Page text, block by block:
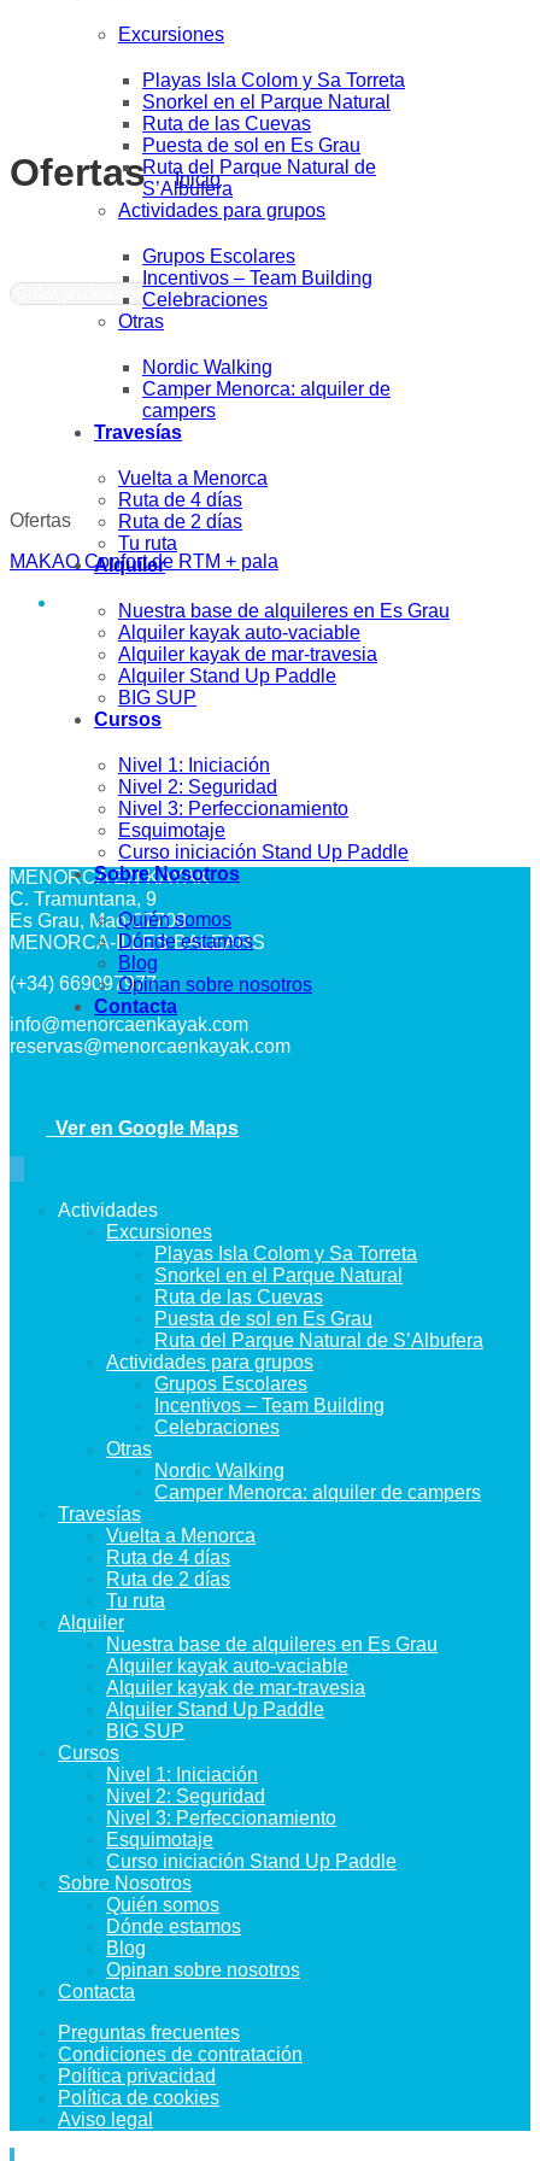
Excursiones
Playas Isla Colom y Sa Torreta
Snorkel en el Parque Natural
Ruta de las Cuevas
Puesta de sol en Es Grau
Ruta del Parque Natural de
S’Albufera
Actividades para grupos
Grupos Escolares
Incentivos – Team Building
Celebraciones
Otras
Nordic Walking
Camper Menorca: alquiler de
campers
Travesías
Vuelta a Menorca
Ruta de 4 días
Ruta de 2 días
Tu ruta
Alquiler
Nuestra base de alquileres en Es Grau
Alquiler kayak auto-vaciable
Alquiler kayak de mar-travesia
Alquiler Stand Up Paddle
BIG SUP
Cursos
Nivel 1: Iniciación
Nivel 2: Seguridad
Nivel 3: Perfeccionamiento
Esquimotaje
Curso iniciación Stand Up Paddle
Sobre Nosotros
Quién somos
Dónde estamos
Blog
Opinan sobre nosotros
Contacta
Ofertas Inicio /Ofertas
Mostrando el único resultado
Ofertas
MAKAO Confort de RTM + pala
MENORCA EN KAYAK
C. Tramuntana, 9
Es Grau, Maó-07700
MENORCA-ILLES BALEARS
(+34) 669097977
info@menorcaenkayak.com
reservas@menorcaenkayak.com
Ver en Google Maps
Actividades
Excursiones
Playas Isla Colom y Sa Torreta
Snorkel en el Parque Natural
Ruta de las Cuevas
Puesta de sol en Es Grau
Ruta del Parque Natural de S’Albufera
Actividades para grupos
Grupos Escolares
Incentivos – Team Building
Celebraciones
Otras
Nordic Walking
Camper Menorca: alquiler de campers
Travesías
Vuelta a Menorca
Ruta de 4 días
Ruta de 2 días
Tu ruta
Alquiler
Nuestra base de alquileres en Es Grau
Alquiler kayak auto-vaciable
Alquiler kayak de mar-travesia
Alquiler Stand Up Paddle
BIG SUP
Cursos
Nivel 1: Iniciación
Nivel 2: Seguridad
Nivel 3: Perfeccionamiento
Esquimotaje
Curso iniciación Stand Up Paddle
Sobre Nosotros
Quién somos
Dónde estamos
Blog
Opinan sobre nosotros
Contacta
Preguntas frecuentes
Condiciones de contratación
Política privacidad
Política de cookies
Aviso legal